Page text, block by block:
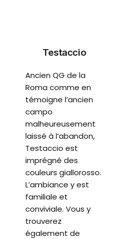
Testaccio
Ancien QG de la
Roma comme en
témoigne l’ancien
campo
malheureusement
laissé à l’abandon,
Testaccio est
imprégné des
couleurs giallorosso.
L’ambiance y est
familiale et
conviviale. Vous y
trouverez
également de